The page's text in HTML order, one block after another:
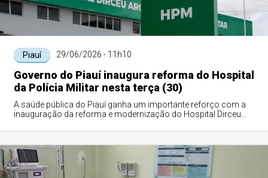
Piauí 29/06/2026 - 11h10
Governo do Piauí inaugura reforma do Hospital
da Polícia Militar nesta terça (30)
A saúde pública do Piauí ganha um importante reforço com a
inauguração da reforma e modernização do Hospital Dirceu